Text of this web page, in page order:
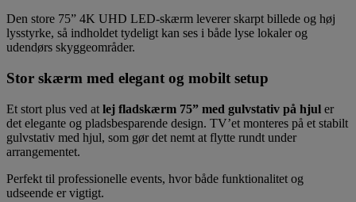
Den store 75” 4K UHD LED-skærm leverer skarpt billede og høj
lysstyrke, så indholdet tydeligt kan ses i både lyse lokaler og
udendørs skyggeområder.
Stor skærm med elegant og mobilt setup
Et stort plus ved at lej fladskærm 75” med gulvstativ på hjul er
det elegante og pladsbesparende design. TV’et monteres på et stabilt
gulvstativ med hjul, som gør det nemt at flytte rundt under
arrangementet.
Perfekt til professionelle events, hvor både funktionalitet og
udseende er vigtigt.